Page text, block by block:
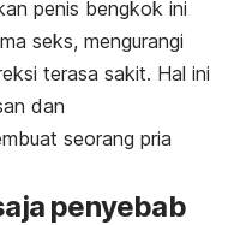
penis bengkok ini
seks, mengurangi
terasa sakit. Hal ini
dan
seorang pria
penyebab